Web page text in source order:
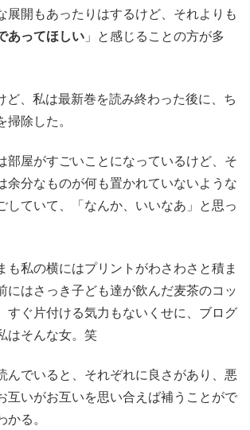
展開もあったりはするけど、それよりも
あってほしい 」と感じることの方が多
ど、私は最新巻を読み終わった後に、ち
掃除した。
部屋がすごいことになっているけど、そ
余分なものが何も置かれていないような
していて、「なんか、いいなあ」と思っ
も私の横にはプリントがわさわさと積ま
にはさっき子ども達が飲んだ麦茶のコッ
すぐ片付ける気力もないくせに、ブログ
はそんな女。笑
んでいると、それぞれに良さがあり、悪
互いがお互いを思い合えば補うことがで
かる。